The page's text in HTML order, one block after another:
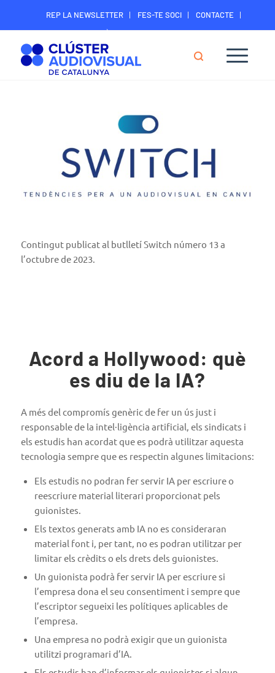
REP LA NEWSLETTER FES-TE SOCI
CONTACTE
ÀREA DIGITAL SOCIS
Contingut publicat al butlletí Switch número 13 a
l’octubre de 2023.
Acord a Hollywood: què
es diu de la IA?
A més del compromís genèric de fer un ús just i
responsable de la intel·ligència artificial, els sindicats i
els estudis han acordat que es podrà utilitzar aquesta
tecnologia sempre que es respectin algunes limitacions:
Els estudis no podran fer servir IA per escriure o
reescriure material literari proporcionat pels
guionistes.
Els textos generats amb IA no es consideraran
material font i, per tant, no es podran utilitzar per
limitar els crèdits o els drets dels guionistes.
Un guionista podrà fer servir IA per escriure si
l’empresa dona el seu consentiment i sempre que
l’escriptor segueixi les polítiques aplicables de
l’empresa.
Una empresa no podrà exigir que un guionista
utilitzi programari d’IA.